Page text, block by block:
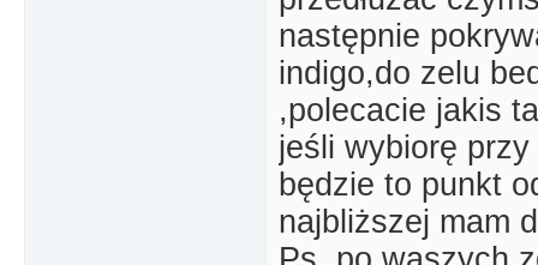
następnie
indigo,do zelu
,polecacie jakis
jeśli wybiorę
będzie to punkt
najbliższej mam